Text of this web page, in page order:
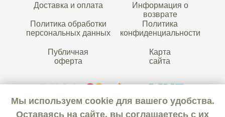
Мы используем cookie для вашего удобства.
Оставаясь на сайте, вы соглашаетесь с их
Публичная
оферта
Карта
сайта
Информация о
возврате
Политика
конфиденциальности
Доставка и оплата
Политика обработки
персональных данных